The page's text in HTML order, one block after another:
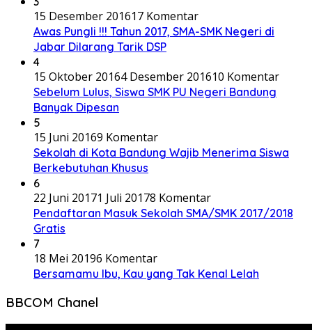
15 Desember 201617 Komentar
Awas Pungli !!! Tahun 2017, SMA-SMK Negeri di
Jabar Dilarang Tarik DSP
4
15 Oktober 20164 Desember 201610 Komentar
Sebelum Lulus, Siswa SMK PU Negeri Bandung
Banyak Dipesan
5
15 Juni 20169 Komentar
Sekolah di Kota Bandung Wajib Menerima Siswa
Berkebutuhan Khusus
6
22 Juni 20171 Juli 20178 Komentar
Pendaftaran Masuk Sekolah SMA/SMK 2017/2018
Gratis
7
18 Mei 20196 Komentar
Bersamamu Ibu, Kau yang Tak Kenal Lelah
BBCOM Chanel